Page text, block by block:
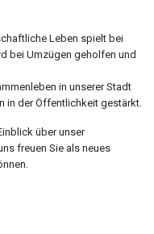
Leben spielt bei
bei Umzügen geholfen und
in unserer Stadt
in der Öffentlichkeit gestärkt.
über unser
freuen Sie als neues